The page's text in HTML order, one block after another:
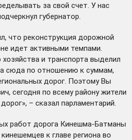
за свой счет. У нас
губернатор.
что реконструкция дорожной
идет активными темпами.
и транспорта выделил
сюда по отношению к суммам,
дорог. Поэтому Вы
сегодня по всему району жители
– сказал парламентарий.
работ дорога Кинешма-Батманы
к главе региона во